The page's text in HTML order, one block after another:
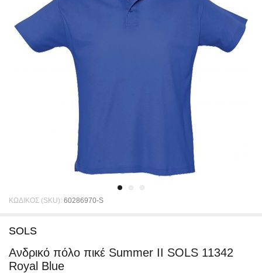
ΚΩΔΙΚΟΣ (SKU): 60286970-S
SOLS
Ανδρικό πόλο πικέ Summer II SOLS 11342
Royal Blue